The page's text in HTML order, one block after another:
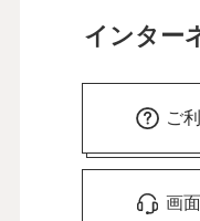
インター
ご
画